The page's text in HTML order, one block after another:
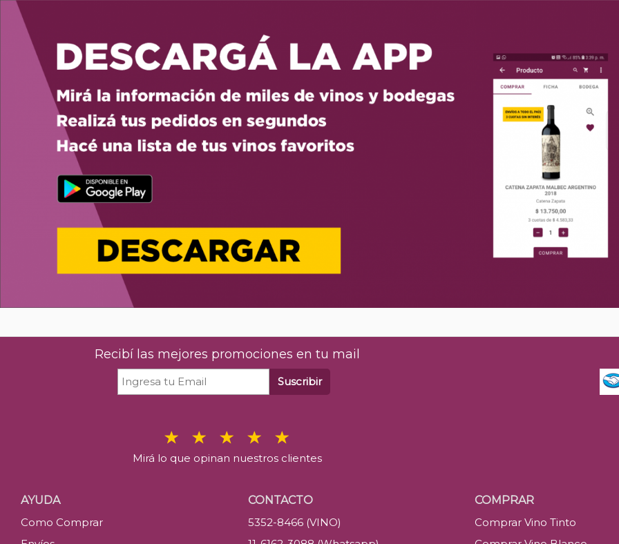
Recibí las mejores promociones en tu mail
Suscribir
Mirá lo que opinan nuestros clientes
AYUDA
Como Comprar
CONTACTO
5352-8466 (VINO)
COMPRAR
Comprar Vino Tinto